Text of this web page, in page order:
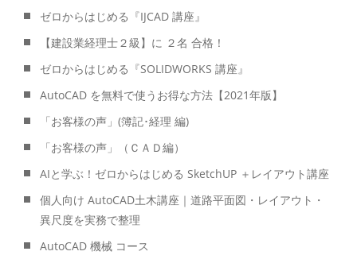
ゼロからはじめる『IJCAD 講座』
【建設業経理士２級】に ２名 合格！
ゼロからはじめる『SOLIDWORKS 講座』
AutoCAD を無料で使うお得な方法【2021年版】
「お客様の声」(簿記･経理 編)
「お客様の声」（ＣＡＤ編）
AIと学ぶ！ゼロからはじめる SketchUP ＋レイアウト講座
個人向け AutoCAD土木講座｜道路平面図・レイアウト・
異尺度を実務で整理
AutoCAD 機械 コース